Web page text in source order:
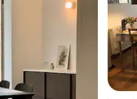
113 commentaires : 4,88 sur